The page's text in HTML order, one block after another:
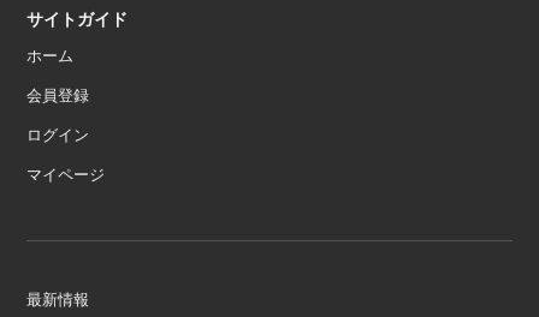
サイトガイド
ホーム
会員登録
ログイン
マイページ
最新情報